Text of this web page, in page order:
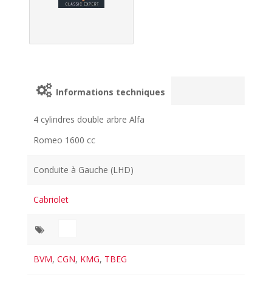
Informations techniques
4 cylindres double arbre Alfa
Romeo 1600 cc
Conduite à Gauche (LHD)
Cabriolet
BVM,CGN, KMG, TBEG